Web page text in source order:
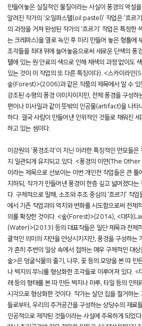
만들어놓은 실질적인 물질이라는 사실이 풍경의 역설
알려진 작가의 ‘오일파스텔(oil pastel)’ 작업은 ‘흐르
의 과정을 거쳐 완성된 작가의 ‘흐르기’ 작업은 특정한
는 크레파스)을 열로 녹인 후 미리 만들어 놓은 형틀에
조각들을 좌대 위에 늘어놓음으로써 새로운 단색의 풍
텔에 있는 원 안료의 색으로 인해 채색의 과정 없이도
있는 것이 이 작업의 또 다른 특징이다). <스카이라
숲(Forest)>(2006)과 같은 작품의 제목에서 알 수 있
강조된 수평의 풍경 이미지이지만, 전체 풍경을 구성하
편이나 미사일과 같이 뜻밖의 인공물(artifact)을 나타
하다. 결국 사람이 만들어낸 인위적인 것들로 채워진
하고 있는 셈이다.
이강원의 ‘풍경조각’이 지닌 이러한 특징적인 면모들
지 일관되게 유지되고 있다. <풍경의 이면(The
이라는 제목으로 선보이는 이번 개인전 작업들은 큰 틀
지하되, 작가가 만들어낸 풍경이 한층 깊고 넓어졌다는
다. 구체적으로 말해, 소조와 주조 중심의 ‘흐르기’ 작
에서 기존 작업과의 역치와 변화를 시도함으로써 전체
의를 확장한 것이다. <숲(Forest)>(2014), <대지
(Water)>(2013) 등의 대표작들은 일단 제목과 전체
괄적인 의미의 자연을 연상시키지만, 풍경을 구성하는
가 흔히 주변의 일상 속에서 접하는 매우 구체적인 대
숲>은 덩굴식물의 줄기, 나무, 꽃 등의 모양을 본 따 만
나 벽지의 무늬를 형상화한 조각들로 이루어져 있다. <
래 등의 형태를 본 따 만든 벽지나 마루, 타일 등의 인
시각으로 형상화한 것이다. 작가는 살던 집을 철거하는
들로부터, 우리의 주거공간을 구성하는 상당수의 재료
인공적으로 제작된 것들이라는 사실에 주목하게 되었